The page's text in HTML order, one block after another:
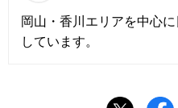
岡山・香川エリアを中心
しています。